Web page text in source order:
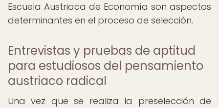
Escuela Austriaca de Economía son aspectos
determinantes en el proceso de selección.
Entrevistas y pruebas de aptitud
para estudiosos del pensamiento
austriaco radical
Una vez que se realiza la preselección de